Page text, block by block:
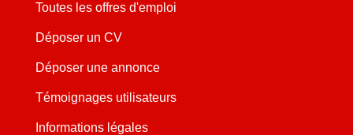
Toutes les offres d'emploi
Déposer un CV
Déposer une annonce
Témoignages utilisateurs
Informations légales